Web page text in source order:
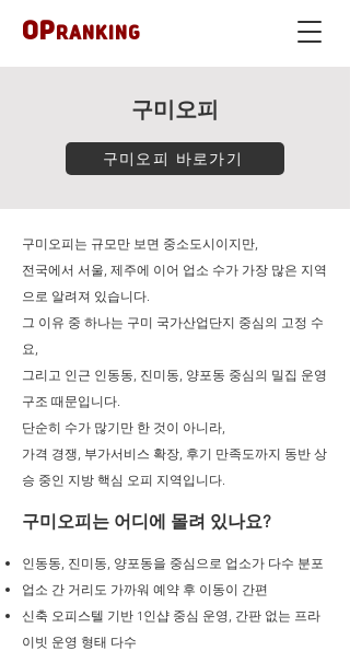
OP RANKING
구미오피
구미오피 바로가기
구미오피는 규모만 보면 중소도시이지만,
전국에서 서울, 제주에 이어 업소 수가 가장 많은 지역
으로 알려져 있습니다.
그 이유 중 하나는 구미 국가산업단지 중심의 고정 수
요,
그리고 인근 인동동, 진미동, 양포동 중심의 밀집 운영
구조 때문입니다.
단순히 수가 많기만 한 것이 아니라,
가격 경쟁, 부가서비스 확장, 후기 만족도까지 동반 상
승 중인 지방 핵심 오피 지역입니다.
구미오피는 어디에 몰려 있나요?
인동동, 진미동, 양포동을 중심으로 업소가 다수 분포
업소 간 거리도 가까워 예약 후 이동이 간편
신축 오피스텔 기반 1인샵 중심 운영, 간판 없는 프라
이빗 운영 형태 다수